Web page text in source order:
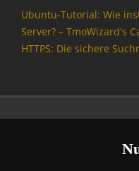
Ubuntu-Tutorial: Wie
Server? – TmoWizard's
HTTPS: Die sichere